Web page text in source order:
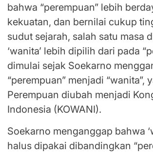
bahwa “perempuan” lebih
kekuatan, dan bernilai cukup
sudut sejarah, salah satu masa
‘wanita’ lebih dipilih dari pada
dimulai sejak Soekarno
“perempuan” menjadi “wanita”,
Perempuan diubah menjadi
Indonesia (KOWANI).
Soekarno menganggap bahwa
halus dipakai dibandingkan